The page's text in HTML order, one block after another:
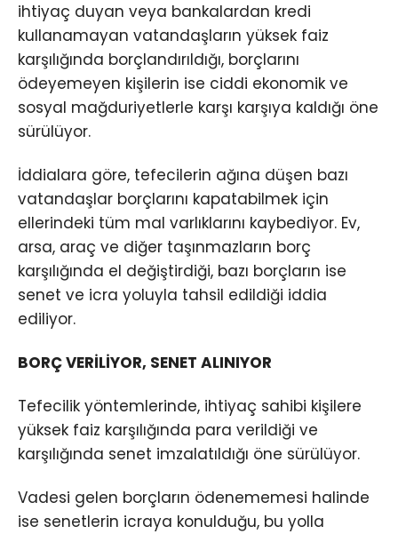
ihtiyaç duyan veya bankalardan kredi
kullanamayan vatandaşların yüksek faiz
karşılığında borçlandırıldığı, borçlarını
ödeyemeyen kişilerin ise ciddi ekonomik ve
sosyal mağduriyetlerle karşı karşıya kaldığı öne
sürülüyor.
İddialara göre, tefecilerin ağına düşen bazı
vatandaşlar borçlarını kapatabilmek için
ellerindeki tüm mal varlıklarını kaybediyor. Ev,
arsa, araç ve diğer taşınmazların borç
karşılığında el değiştirdiği, bazı borçların ise
senet ve icra yoluyla tahsil edildiği iddia
ediliyor.
BORÇ VERİLİYOR, SENET ALINIYOR
Tefecilik yöntemlerinde, ihtiyaç sahibi kişilere
yüksek faiz karşılığında para verildiği ve
karşılığında senet imzalatıldığı öne sürülüyor.
Vadesi gelen borçların ödenememesi halinde
ise senetlerin icraya konulduğu, bu yolla